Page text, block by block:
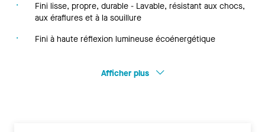
Fini lisse, propre, durable - Lavable, résistant aux chocs,
aux éraflures et à la souillure
Fini à haute réflexion lumineuse écoénergétique
Afficher plus